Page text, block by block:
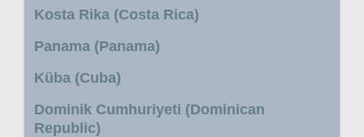
Kosta Rika (Costa Rica)
Panama (Panama)
Küba (Cuba)
Dominik Cumhuriyeti (Dominican
Republic)